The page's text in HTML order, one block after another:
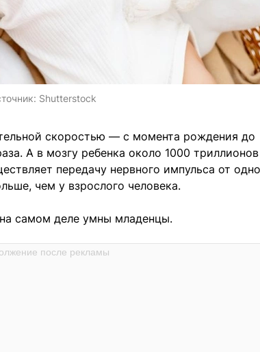
Shutterstock
скоростью — с момента рождения до
А в мозгу ребенка около 1000 триллионов
передачу нервного импульса от
чем у взрослого человека.
на самом деле умны младенцы.